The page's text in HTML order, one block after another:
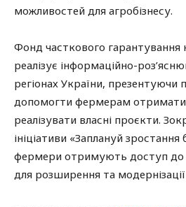
можливостей для агробізнесу.
Фонд часткового гарантування
реалізує інформаційно-
регіонах України,
допомогти фермерам отримати
реалізувати власні проєкти.
ініціативи «Заплануй
фермери отримують доступ до
для розширення та